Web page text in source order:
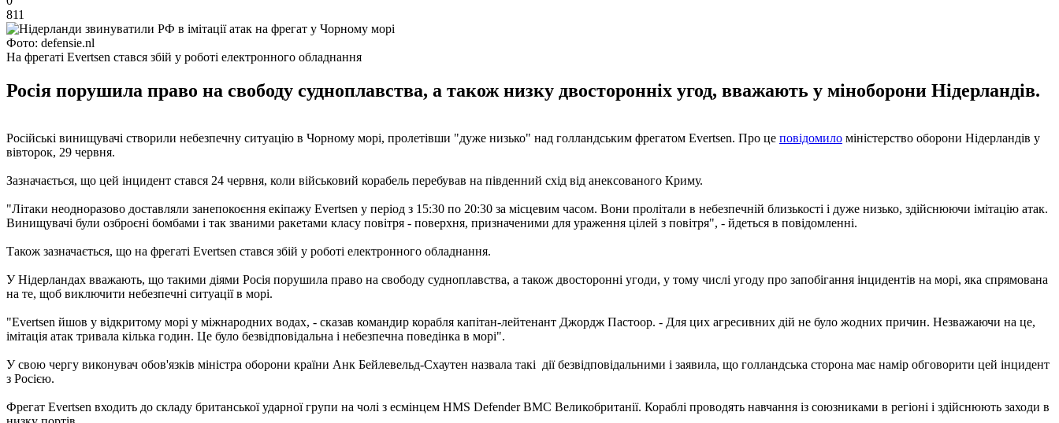
811
Фото: defensie.nl
На фрегаті Evertsen стався збій у роботі електронного обладнання
Росія порушила право на свободу судноплавства, а також низку двосторонніх угод, вважають у міноборони Нідерландів.
Російські винищувачі створили небезпечну ситуацію в Чорному морі, пролетівши "дуже низько" над голландським фрегатом Evertsen. Про це повідомило міністерство оборони Нідерландів у
вівторок, 29 червня.
Зазначається, що цей інцидент стався 24 червня, коли військовий корабель перебував на південний схід від анексованого Криму.
"Літаки неодноразово доставляли занепокоєння екіпажу Evertsen у період з 15:30 по 20:30 за місцевим часом. Вони пролітали в небезпечній близькості і дуже низько, здійснюючи імітацію атак.
Винищувачі були озброєні бомбами і так званими ракетами класу повітря - поверхня, призначеними для ураження цілей з повітря", - йдеться в повідомленні.
Також зазначається, що на фрегаті Evertsen стався збій у роботі електронного обладнання.
У Нідерландах вважають, що такими діями Росія порушила право на свободу судноплавства, а також двосторонні угоди, у тому числі угоду про запобігання інцидентів на морі, яка спрямована
на те, щоб виключити небезпечні ситуації в морі.
"Evertsen йшов у відкритому морі у міжнародних водах, - сказав командир корабля капітан-лейтенант Джордж Пастоор. - Для цих агресивних дій не було жодних причин. Незважаючи на це,
імітація атак тривала кілька годин. Це було безвідповідальна і небезпечна поведінка в морі".
У свою чергу виконувач обов'язків міністра оборони країни Анк Бейлевельд-Схаутен назвала такі дії безвідповідальними і заявила, що голландська сторона має намір обговорити цей інцидент
з Росією.
Фрегат Evertsen входить до складу британської ударної групи на чолі з есмінцем HMS Defender ВМС Великобританії. Кораблі проводять навчання із союзниками в регіоні і здійснюють заходи в